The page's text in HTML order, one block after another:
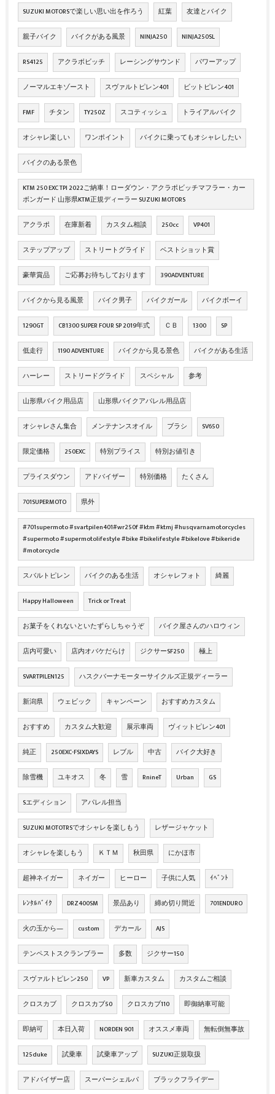
SUZUKI MOTORSで楽しい思い出を作ろう 紅葉 友達とバイク
親子バイク バイクがある風景 NINJA250 NINJA250SL
RS4125 アクラボビッチ レーシングサウンド パワーアップ
ノーマルエキゾースト スヴァルトピレン401 ビットピレン401
FMF チタン TY250Z スコティッシュ トライアルバイク
オシャレ楽しい ワンポイント バイクに乗ってもオシャレしたい
バイクのある景色
KTM 250 EXC TPI 2022ご納車！ローダウン・アクラポビッチマフラー・カー
ボンガード 山形県KTM正規ディーラー SUZUKI MOTORS
アクラポ 在庫新着 カスタム相談 250cc VP401
ステップアップ ストリートグライド ベストショット賞
豪華賞品 ご応募お待ちしております 390ADVENTURE
バイクから見る風景 バイク男子 バイクガール バイクボーイ
1290GT CB1300 SUPER FOUR SP 2019年式 ＣＢ 1300 SP
低走行 1190 ADVENTURE バイクから見る景色 バイクがある生活
ハーレー ストリードグライド スペシャル 参考
山形県バイク用品店 山形県バイクアパレル用品店
オシャレさん集合 メンテナンスオイル ブラシ SV650
限定価格 250EXC 特別プライス 特別お値引き
プライスダウン アドバイザー 特別価格 たくさん
701SUPERMOTO 県外
#701supermoto #svartpilen401#wr250f #ktm #ktmj #husqvarnamotorcycles
#supermoto #supermotolifestyle #bike #bikelifestyle #bikelove #bikeride
#motorcycle
スバルトピレン バイクのある生活 オシャレフォト 綺麗
Happy Halloween Trick or Treat
お菓子をくれないといたずらしちゃうぞ バイク屋さんのハロウィン
店内可愛い 店内オバケだらけ ジクサーSF250 極上
SVARTPILEN125 ハスクバーナモーターサイクルズ正規ディーラー
新潟県 ウェビック キャンペーン おすすめカスタム
おすすめ カスタム大歓迎 展示車両 ヴィットピレン401
純正 250EXC-FSIXDAYS レブル 中古 バイク大好き
除雪機 ユキオス 冬 雪 RnineT Urban GS
Sエディション アパレル担当
SUZUKI MOTOTRSでオシャレを楽しもう レザージャケット
オシャレを楽しもう ＫＴＭ 秋田県 にかほ市
超神ネイガー ネイガー ヒーロー 子供に人気 ｲﾍﾞﾝﾄ
ﾚﾝﾀﾙﾊﾞｲｸ DRZ400SM 景品あり 締め切り間近 701ENDURO
火の玉から― custom デカール AJS
テンペストスクランブラー 多数 ジクサー150
スヴァルトピレン250 VP 新車カスタム カスタムご相談
クロスカブ クロスカブ50 クロスカブ110 即御納車可能
即納可 本日入荷 NORDEN 901 オススメ車両 無転倒無事故
125duke 試乗車 試乗車アップ SUZUKI正規取扱
アドバイザー店 スーパーシェルパ ブラックフライデー